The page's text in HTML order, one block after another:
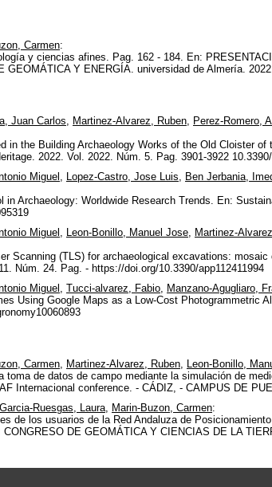
Carmen:
y ciencias afines. Pag. 162 - 184. En:
GEOMÁTICA Y ENERGÍA. universidad de Almería.
Juan Carlos, Martinez-Alvarez, Ruben, Perez-Romero,
in the Building Archaeology Works of the Old Cloister of
2022. Vol. 2022. Núm. 5. Pag. 3901-3922
Miguel , Lopez-Castro, Jose Luis, Ben Jerbania,
in Archaeology: Worldwide Research Trends. En:
Miguel , Leon-Bonillo, Manuel Jose, Martinez-
Scanning (TLS) for archaeological excavations:
Núm. 24. Pag. - https://doi.org/10.3390/app112411994
Miguel , Tucci-alvarez, Fabio, Manzano-Agugliaro,
Using Google Maps as a Low-Cost Photogrammetric
Carmen, Martinez-Alvarez, Ruben, Leon-Bonillo,
toma de datos de campo mediante la simulación de
Internacional conference. - CÁDIZ, - CAMPUS DE
Garcia-Ruesgas, Laura, Marin-Buzon, Carmen:
de los usuarios de la Red Andaluza de
DE GEOMÁTICA Y CIENCIAS DE LA